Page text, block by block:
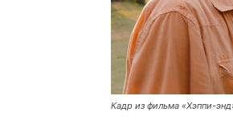
Кадр из фильма «Хэппи-